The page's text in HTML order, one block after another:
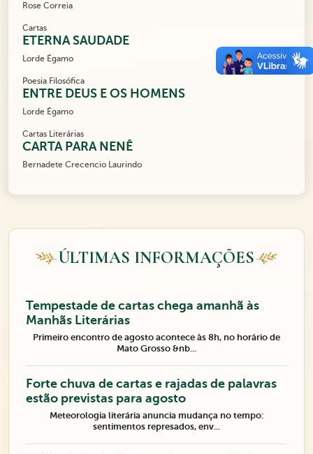
Rose Correia
Cartas
ETERNA SAUDADE
Lorde Égamo
Poesia Filosófica
ENTRE DEUS E OS HOMENS
Lorde Égamo
Cartas Literárias
CARTA PARA NENÊ
Bernadete Crecencio Laurindo
ÚLTIMAS INFORMAÇÕES
Tempestade de cartas chega amanhã às
Manhãs Literárias
Primeiro encontro de agosto acontece às 8h, no horário de
Mato Grosso &nb...
Forte chuva de cartas e rajadas de palavras
estão previstas para agosto
Meteorologia literária anuncia mudança no tempo:
sentimentos represados, env...